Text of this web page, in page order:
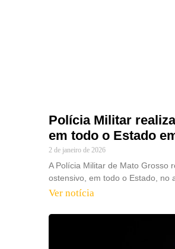
Polícia Militar
em todo o Estado
2 de janeiro de 2026
A Polícia Militar de Mato Grosso
ostensivo, em todo o Estado, no
Ver notícia